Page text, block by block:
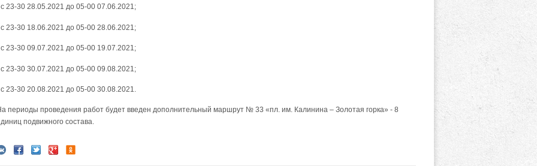
23-30 28.05.2021 до 05-00 07.06.2021;
23-30 18.06.2021 до 05-00 28.06.2021;
23-30 09.07.2021 до 05-00 19.07.2021;
23-30 30.07.2021 до 05-00 09.08.2021;
23-30 20.08.2021 до 05-00 30.08.2021.
периоды проведения работ будет введен дополнительный маршрут № 33 «пл. им. Калинина – Золотая горка» - 8
подвижного состава.